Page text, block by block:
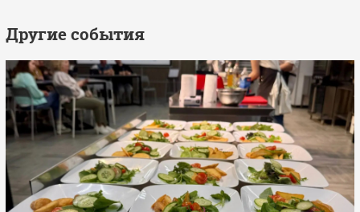
Другие события